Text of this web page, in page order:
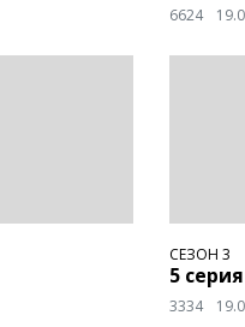
6624
СЕЗОН 3
5 серия
3334